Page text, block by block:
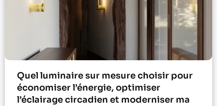
Quel luminaire sur mesure choisir pour
économiser l’énergie, optimiser
l’éclairage circadien et moderniser ma